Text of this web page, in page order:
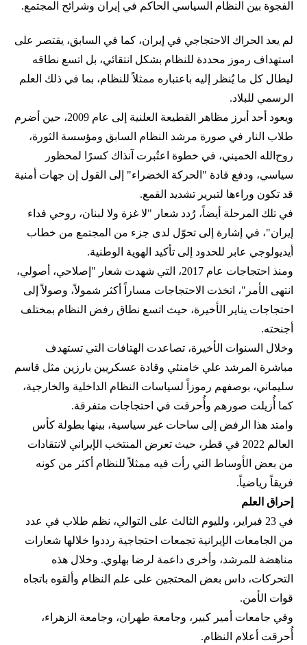
الفجوة بين النظام السياسي الحاكم في إيران وشرائح المجتمع.
لم يعد الحراك الاحتجاجي في إيران، كما في السابق، يقتصر على
استهداف رموز محددة للنظام بشكل انتقائي، بل اتسع نطاقه
ليطال كل ما يُنظر إليه باعتباره ممثلاً للنظام، بما في ذلك العلم
الرسمي للبلاد.
ويعود أحد أبرز مظاهر القطيعة العلنية إلى عام 2009، حين أضرم
طلاب النار في صورة مرشد النظام السابق ومؤسسة الثورة،
روح‌الله الخميني، في خطوة اعتُبرت آنذاك كسرًا لمحظور
سياسي، ودفع قادة "الحركة الخضراء" إلى القول إن جهات أمنية
قد تكون وراءها لتبرير تشديد القمع.
في تلك المرحلة أيضاً، رُدد شعار "لا غزة ولا لبنان، روحي فداء
إيران"، في إشارة إلى تحوّل لدى جزء من المجتمع من خطاب
أيديولوجي عابر للحدود إلى تأكيد الهوية الوطنية.
ومنذ احتجاجات عام 2017، التي شهدت شعار "إصلاحي، أصولي،
انتهى الأمر"، اتخذت الاحتجاجات مساراً أكثر شمولاً، وصولاً إلى
احتجاجات يناير الأخيرة، حيث اتسع نطاق رفض النظام بمختلف
أجنحته.
وخلال السنوات الأخيرة، تصاعدت الهتافات التي تستهدف
مباشرة المرشد علي خامنئي وقادة عسكريين بارزين مثل قاسم
سليماني، بوصفهم رموزاً لسياسات النظام الداخلية والخارجية،
كما أُزيلت صورهم وأُحرقت في احتجاجات متفرقة.
وامتد هذا الرفض إلى ساحات غير سياسية، بينها بطولة كأس
العالم 2022 في قطر، حيث تعرض المنتخب الإيراني لانتقادات
من بعض الأوساط التي رأت فيه ممثلاً للنظام أكثر من كونه
فريقاً رياضياً.
إحراق العلم
في 23 فبراير، ولليوم الثالث على التوالي، نظم طلاب في عدد
من الجامعات الإيرانية تجمعات احتجاجية رددوا خلالها شعارات
مناهضة للمرشد، وأخرى داعمة لرضا بهلوي. وخلال هذه
التحركات، داس بعض المحتجين على علم النظام وألقوه باتجاه
قوات الأمن.
وفي جامعات أمير كبير، وجامعة طهران، وجامعة الزهراء،
أُحرقت أعلام النظام.